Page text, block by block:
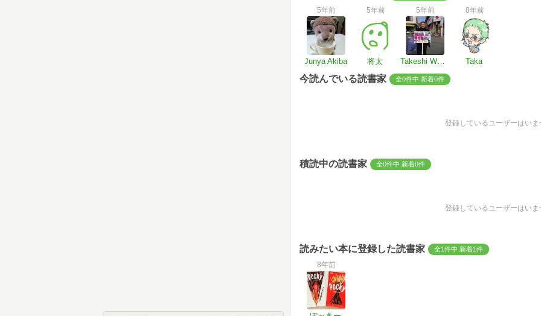
5年前
Junya Akiba
5年前
将太
5年前
Takeshi Watanabe
8年前
Taka
今読んでいる読書家 全0件中 新着0件
登録しているユーザーはいま
積読中の読書家 全0件中 新着0件
登録しているユーザーはいま
読みたい本に登録した読書家 全1件中 新着1件
8年前